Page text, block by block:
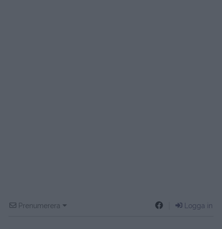
Prenumerera Logga in